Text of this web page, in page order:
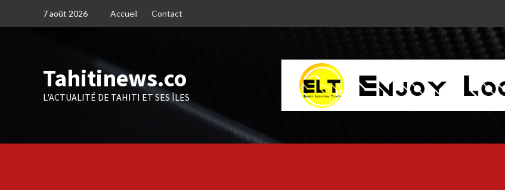
7 août 2026 Accueil Contact
Tahitinews.co
L'ACTUALITÉ DE TAHITI ET SES ÎLES